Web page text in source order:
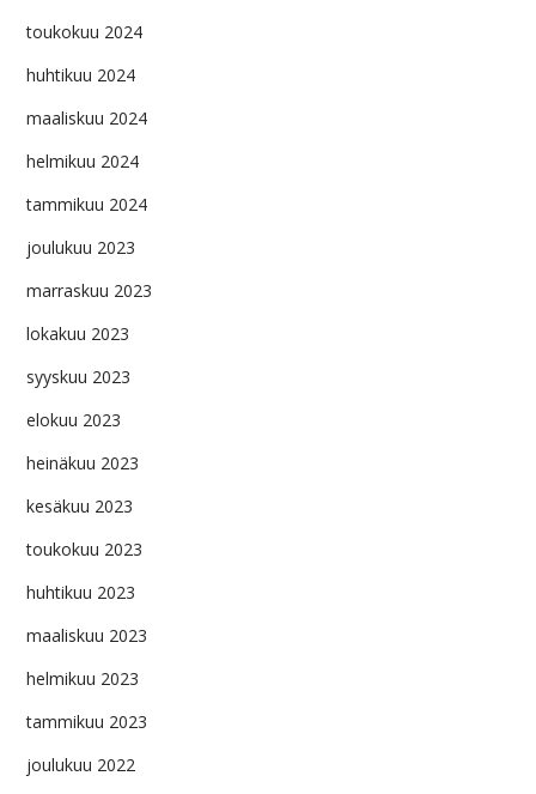
toukokuu 2024
huhtikuu 2024
maaliskuu 2024
helmikuu 2024
tammikuu 2024
joulukuu 2023
marraskuu 2023
lokakuu 2023
syyskuu 2023
elokuu 2023
heinäkuu 2023
kesäkuu 2023
toukokuu 2023
huhtikuu 2023
maaliskuu 2023
helmikuu 2023
tammikuu 2023
joulukuu 2022